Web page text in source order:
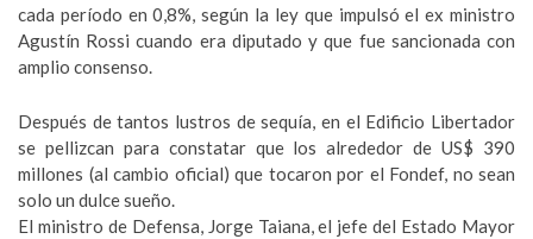
cada período en 0,8%, según la ley que impulsó el ex ministro
Agustín Rossi cuando era diputado y que fue sancionada con
amplio consenso.
Después de tantos lustros de sequía, en el Edificio Libertador
se pellizcan para constatar que los alrededor de US$ 390
millones (al cambio oficial) que tocaron por el Fondef, no sean
solo un dulce sueño.
El ministro de Defensa, Jorge Taiana, el jefe del Estado Mayor